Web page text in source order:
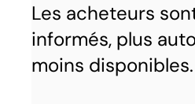
Les acheteurs
informés, plus
moins disponibles.